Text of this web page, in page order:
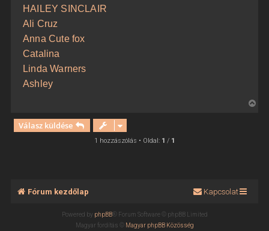
HAILEY SINCLAIR
Ali Cruz
Anna Cute fox
Catalina
Linda Warners
Ashley
Válasz küldése
1 hozzászólás • Oldal: 1 / 1
Fórum kezdőlap Kapcsolat
Powered by phpBB® Forum Software © phpBB Limited
Magyar fordítás © Magyar phpBB Közösség